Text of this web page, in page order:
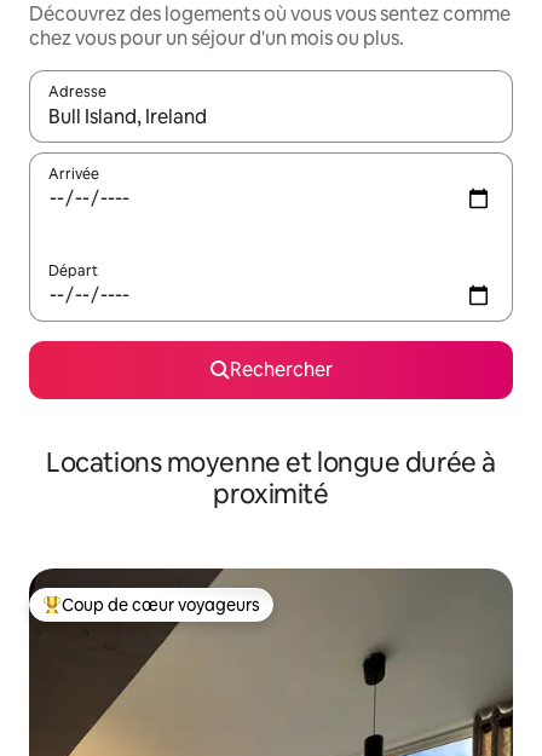
Découvrez des logements où vous vous sentez comme
chez vous pour un séjour d'un mois ou plus.
Adresse
Lorsque les résultats s'affichent, utilisez les flèches vers le
Arrivée
Départ
Rechercher
Locations moyenne et longue durée à
proximité
Coups de cœur voyageurs les plus appréciés
Coup de cœur voyageurs